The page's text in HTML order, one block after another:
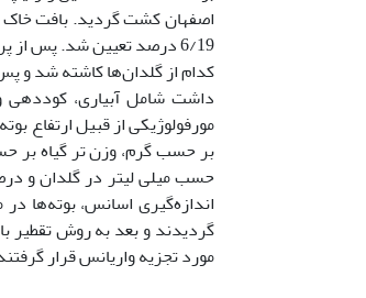
اصفهان کشت گردید. بافت خاک
کدام از گلدان‌ها کاشته شد و
مورفولوژیکی از قبیل ارتفاع
بر حسب گرم، وزن تر گیاه بر
حسب میلی لیتر در گلدان و
گردیدند و بعد به روش تقطیر
مورد تجزیه واریانس قرار